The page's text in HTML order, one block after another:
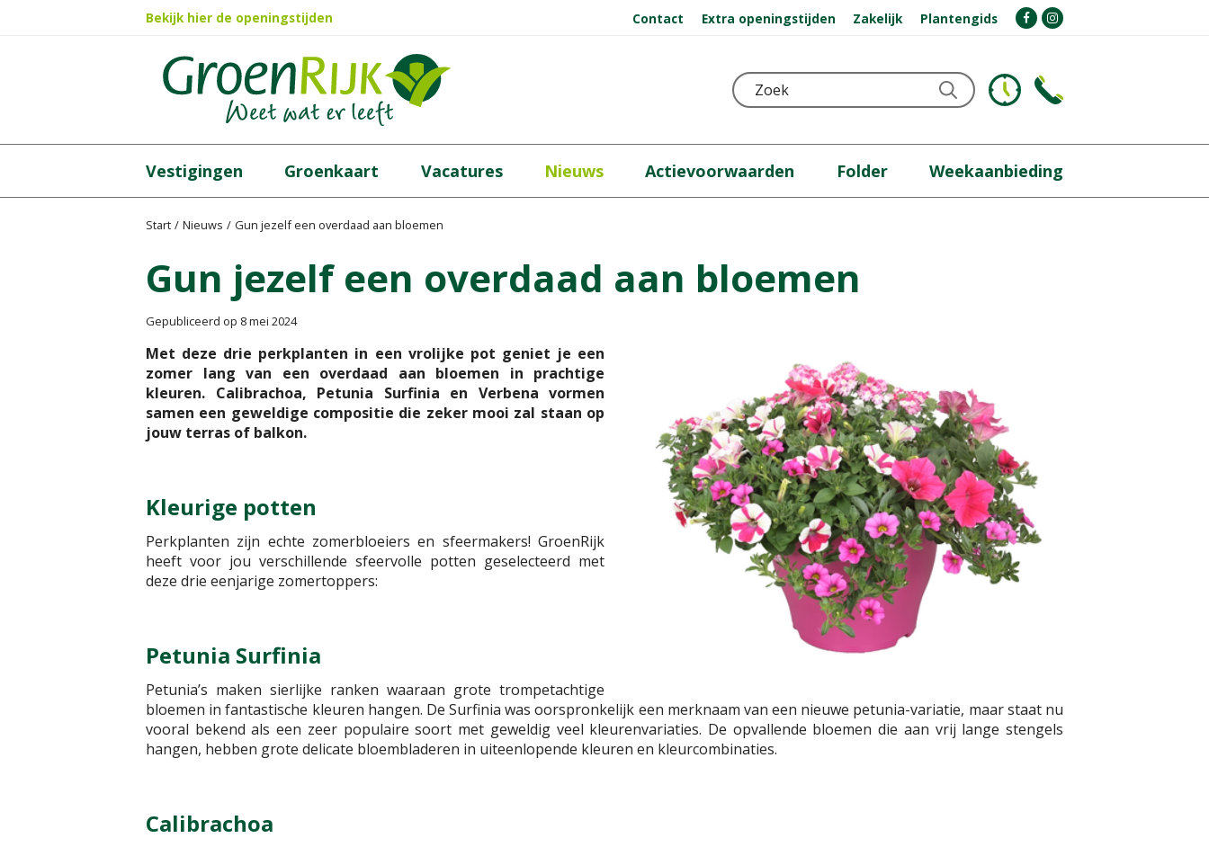
Start Nieuws Gun jezelf een overdaad aan bloemen
Bekijk hier de openingstijden Contact Extra openingstijden Zakelijk Plantengids
Vestigingen Groenkaart Vacatures Nieuws Actievoorwaarden Folder Weekaanbieding
Gun jezelf een overdaad aan bloemen
Gepubliceerd op 8 mei 2024
Met deze drie perkplanten in een vrolijke pot geniet je een
zomer lang van een overdaad aan bloemen in prachtige
kleuren. Calibrachoa, Petunia Surfinia en Verbena vormen
samen een geweldige compositie die zeker mooi zal staan op
jouw terras of balkon.
Kleurige potten
Perkplanten zijn echte zomerbloeiers en sfeermakers! GroenRijk
heeft voor jou verschillende sfeervolle potten geselecteerd met
deze drie eenjarige zomertoppers:
Petunia Surfinia
Petunia’s maken sierlijke ranken waaraan grote trompetachtige
bloemen in fantastische kleuren hangen. De Surfinia was oorspronkelijk een merknaam van een nieuwe petunia-variatie, maar staat nu
vooral bekend als een zeer populaire soort met geweldig veel kleurenvariaties. De opvallende bloemen die aan vrij lange stengels
hangen, hebben grote delicate bloembladeren in uiteenlopende kleuren en kleurcombinaties.
Calibrachoa